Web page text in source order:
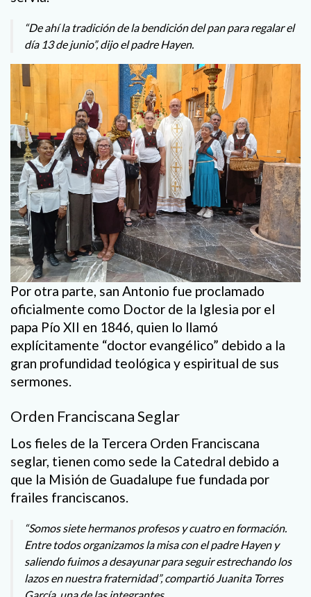
“De ahí la tradición de la bendición del pan para regalar el
día 13 de junio”, dijo el padre Hayen.
Por otra parte, san Antonio fue proclamado
oficialmente como Doctor de la Iglesia por el
papa Pío XII en 1846, quien lo llamó
explícitamente “doctor evangélico” debido a la
gran profundidad teológica y espiritual de sus
sermones.
Orden Franciscana Seglar
Los fieles de la Tercera Orden Franciscana
seglar, tienen como sede la Catedral debido a
que la Misión de Guadalupe fue fundada por
frailes franciscanos.
“Somos siete hermanos profesos y cuatro en formación.
Entre todos organizamos la misa con el padre Hayen y
saliendo fuimos a desayunar para seguir estrechando los
lazos en nuestra fraternidad”, compartió Juanita Torres